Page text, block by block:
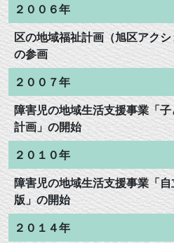
２００６年
区の地域福祉計画（旭区アク
の参画
２００７年
障害児の地域生活支援事業「
計画」の開始
２０１０年
障害児の地域生活支援事業「
版」の開始
２０１４年